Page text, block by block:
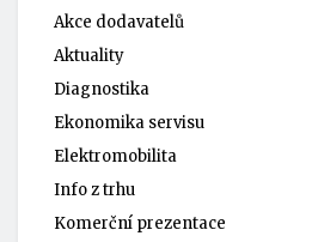
Akce dodavatelů
Aktuality
Diagnostika
Ekonomika servisu
Elektromobilita
Info z trhu
Komerční prezentace